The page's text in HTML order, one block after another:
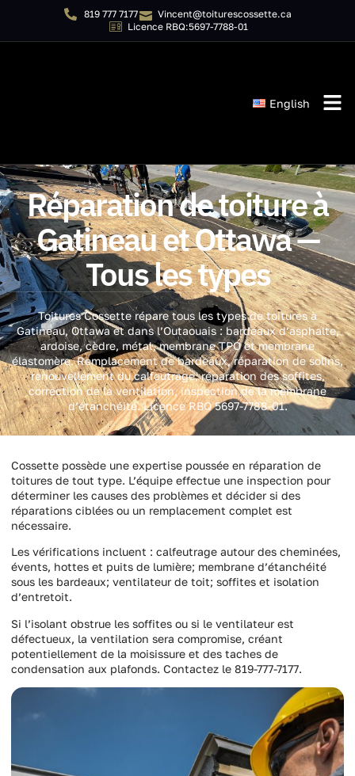
819 777 7177
Vincent@toiturescossette.ca
Licence RBQ:5697-7788-01
English
Réparation de toiture à
Gatineau et Ottawa —
Tous les types
Toitures Cossette répare tous les types de toitures à
Gatineau, Ottawa et dans l’Outaouais : bardeaux d’asphalte,
ardoise, cèdre, métal, membrane TPO et membrane
élastomère. Remplacement de bardeaux, réparation de solins,
renouvellement du calfeutrage, réparation des soffites,
correction de la ventilation, inspection de la membrane
d’étanchéité. Licence RBQ 5697-7788-01.
Cossette possède une expertise poussée en réparation de
toitures de tout type. L’équipe effectue une inspection pour
déterminer les causes des problèmes et décider si des
réparations ciblées ou un remplacement complet est
nécessaire.
Les vérifications incluent : calfeutrage autour des cheminées,
évents, hottes et puits de lumière; membrane d’étanchéité
sous les bardeaux; ventilateur de toit; soffites et isolation
d’entretoit.
Si l’isolant obstrue les soffites ou si le ventilateur est
défectueux, la ventilation sera compromise, créant
potentiellement de la moisissure et des taches de
condensation aux plafonds. Contactez le 819-777-7177.